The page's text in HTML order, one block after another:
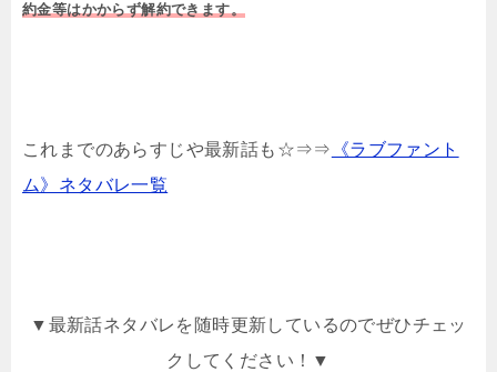
約金等はかからず解約できます。
これまでのあらすじや最新話も☆⇒⇒
《ラブファント
ム》ネタバレ一覧
▼最新話ネタバレを随時更新しているのでぜひチェッ
クしてください！▼